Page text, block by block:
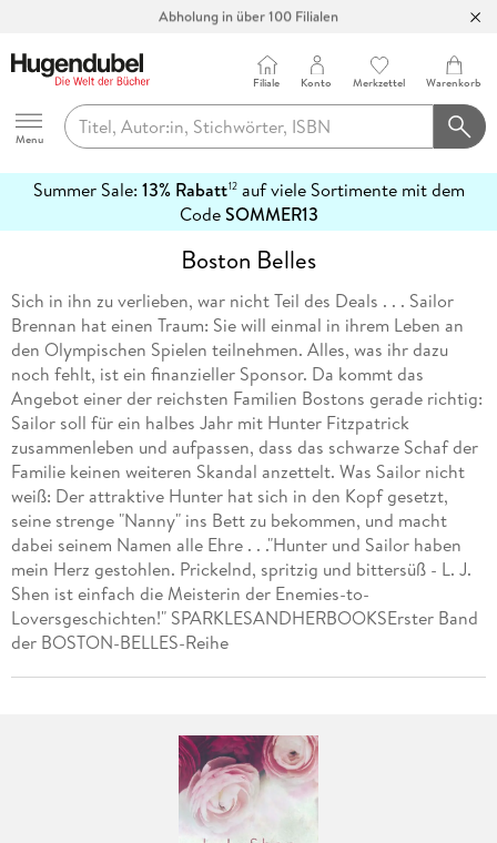
Hugendubel
Menu
Filiale Konto Merkzettel Warenkorb
Summer Sale: 13% Rabatt12auf viele Sortimente mit dem
CodeSOMMER13
erfahren
Boston Belles
Sich in ihn zu verlieben, war nicht Teil des Deals . . . Sailor
Brennan hat einen Traum: Sie will einmal in ihrem Leben an
den Olympischen Spielen teilnehmen. Alles, was ihr dazu
noch fehlt, ist ein finanzieller Sponsor. Da kommt das
Angebot einer der reichsten Familien Bostons gerade richtig:
Sailor soll für ein halbes Jahr mit Hunter Fitzpatrick
zusammenleben und aufpassen, dass das schwarze Schaf der
Familie keinen weiteren Skandal anzettelt. Was Sailor nicht
weiß: Der attraktive Hunter hat sich in den Kopf gesetzt,
seine strenge "Nanny" ins Bett zu bekommen, und macht
dabei seinem Namen alle Ehre . . ."Hunter und Sailor haben
mein Herz gestohlen. Prickelnd, spritzig und bittersüß - L. J.
Shen ist einfach die Meisterin der Enemies-to-
Loversgeschichten!" SPARKLESANDHERBOOKSErster Band
der BOSTON-BELLES-Reihe